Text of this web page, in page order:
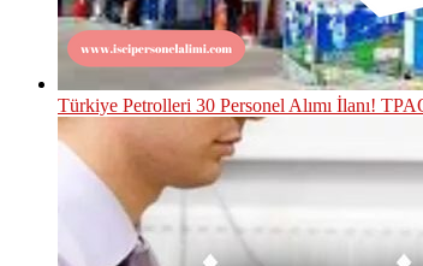
Türkiye Petrolleri 30 Personel Alımı İlanı!